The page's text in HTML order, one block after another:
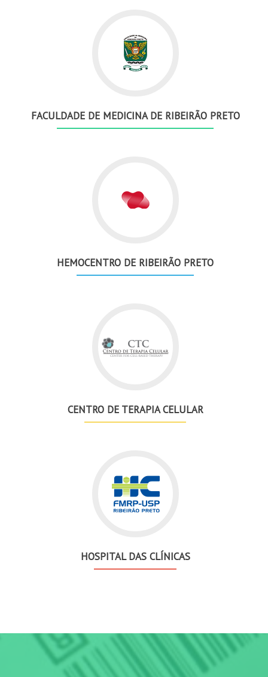
FACULDADE DE MEDICINA DE RIBEIRÃO PRETO
HEMOCENTRO DE RIBEIRÃO PRETO
CENTRO DE TERAPIA CELULAR
HOSPITAL DAS CLÍNICAS